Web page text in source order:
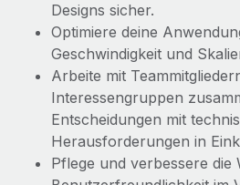
Wie Phiture 55
mit Remote verwaltet
Phiture ist der unumstrittene
Wachstumsberatung für mobile
Mehr erfahren
Designs sicher.
Optimiere deine
Geschwindigkeit und
Arbeite mit
Interessengruppen
Entscheidungen mit
Herausforderungen in
Pflege und verbessere die